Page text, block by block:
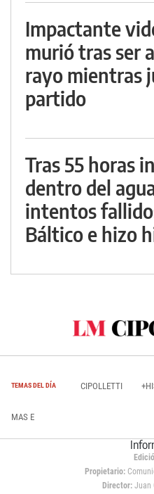
Impactante
murió tras ser
rayo mientras
partido
Tras 55 horas
dentro del
intentos
Báltico e hizo
TEMAS DEL DÍA CIPOLLETTI
MAS E
Propietario:
Director: Juan